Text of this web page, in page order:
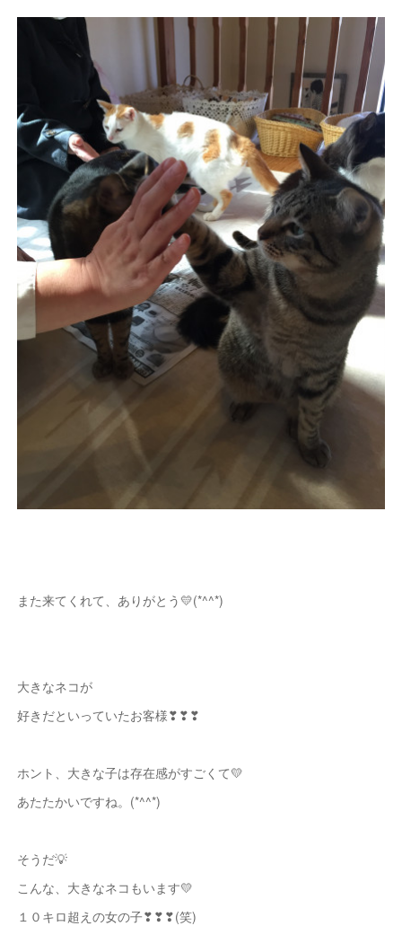
また来てくれて、ありがとう💛(*^^*)
大きなネコが
好きだといっていたお客様❣❣❣
ホント、大きな子は存在感がすごくて💛
あたたかいですね。(*^^*)
そうだ💡
こんな、大きなネコもいます💛
１０キロ超えの女の子❣❣❣(笑)